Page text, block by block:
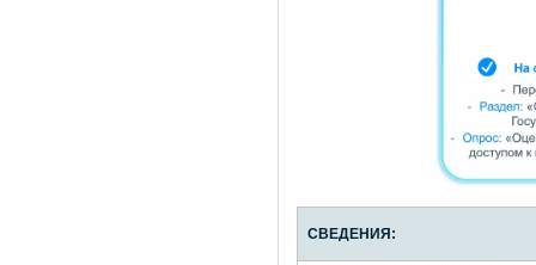
СВЕДЕНИЯ: